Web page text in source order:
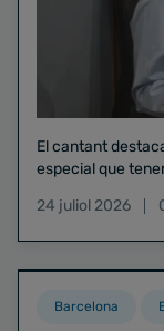
El cantant
especial que
24 juliol 2026
Barcelona